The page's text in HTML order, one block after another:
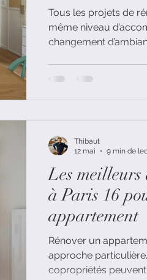
Tous les projets de
même niveau
changement
accompagnement
Les meilleurs
à Paris 16
appartement
Rénover un
approche
copropriétés
Thibaut
12 mai
9 min de